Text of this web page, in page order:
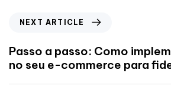
NEXT ARTICLE
Passo a passo: Como
no seu e-commerce para